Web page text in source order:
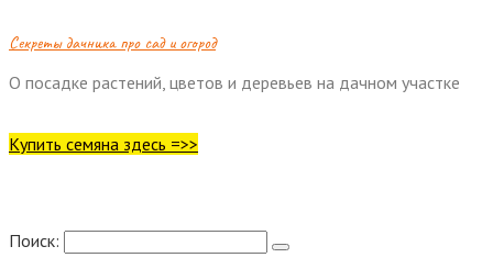
Cекреты дачника про сад и огород
О посадке растений, цветов и деревьев на дачном участке
Купить семяна здесь =>>
Поиск: